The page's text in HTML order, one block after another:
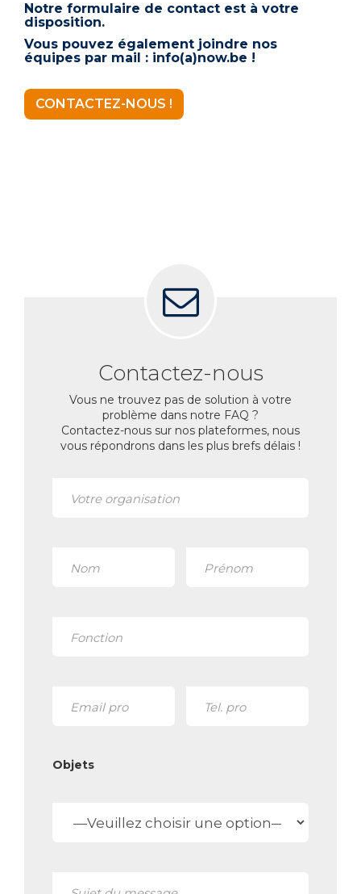
Notre formulaire de contact est à votre
disposition.
Vous pouvez également joindre nos
équipes par mail : info(a)now.be !
CONTACTEZ-NOUS !
Contactez-nous
Vous ne trouvez pas de solution à votre
problème dans notre FAQ ?
Contactez-nous sur nos plateformes, nous
vous répondrons dans les plus brefs délais !
Objets